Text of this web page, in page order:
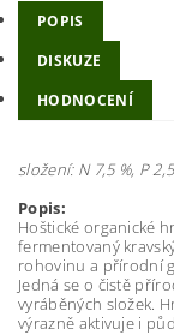
POPIS
DISKUZE
HODNOCENÍ
složení: N 7,5 %, P
Popis:
Hoštické organické
fermentovaný
rohovinu a přírodní
Jedná se o čistě
vyráběných složek.
výrazně aktivuje i